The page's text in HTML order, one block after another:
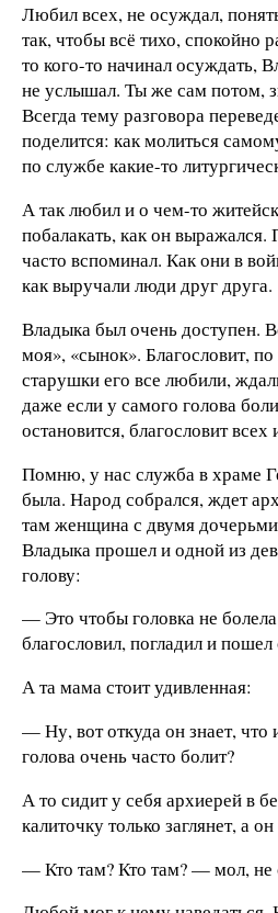
Любил всех, не осуждал,
так, чтобы всё тихо, спокойно
то кого-то начинал осуждать,
не услышал. Ты же сам потом,
Всегда тему разговора
поделится: как молиться
по службе какие-то
А так любил и о чем-то
побалакать, как он
часто вспоминал. Как они в
как выручали люди друг друга.
Владыка был очень доступен.
моя», «сынок». Благословит,
старушки его все любили,
даже если у самого голова
остановится, благословит всех
Помню, у нас служба в храме
была. Народ собрался, ждет
там женщина с двумя
Владыка прошел и одной из
голову:
— Это чтобы головка не
благословил, погладил и
А та мама стоит удивленная:
— Ну, вот откуда он знает, что
голова очень часто болит?
А то сидит у себя архиерей в
калиточку только заглянет, а
— Кто там? Кто там? — мол, не